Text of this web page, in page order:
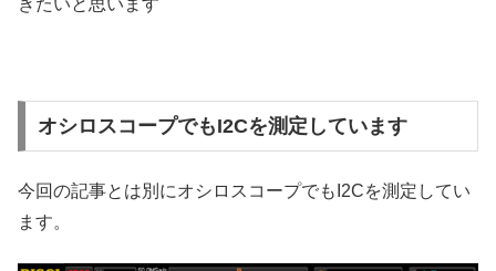
きたいと思います
オシロスコープでもI2Cを測定しています
今回の記事とは別にオシロスコープでもI2Cを測定してい
ます。